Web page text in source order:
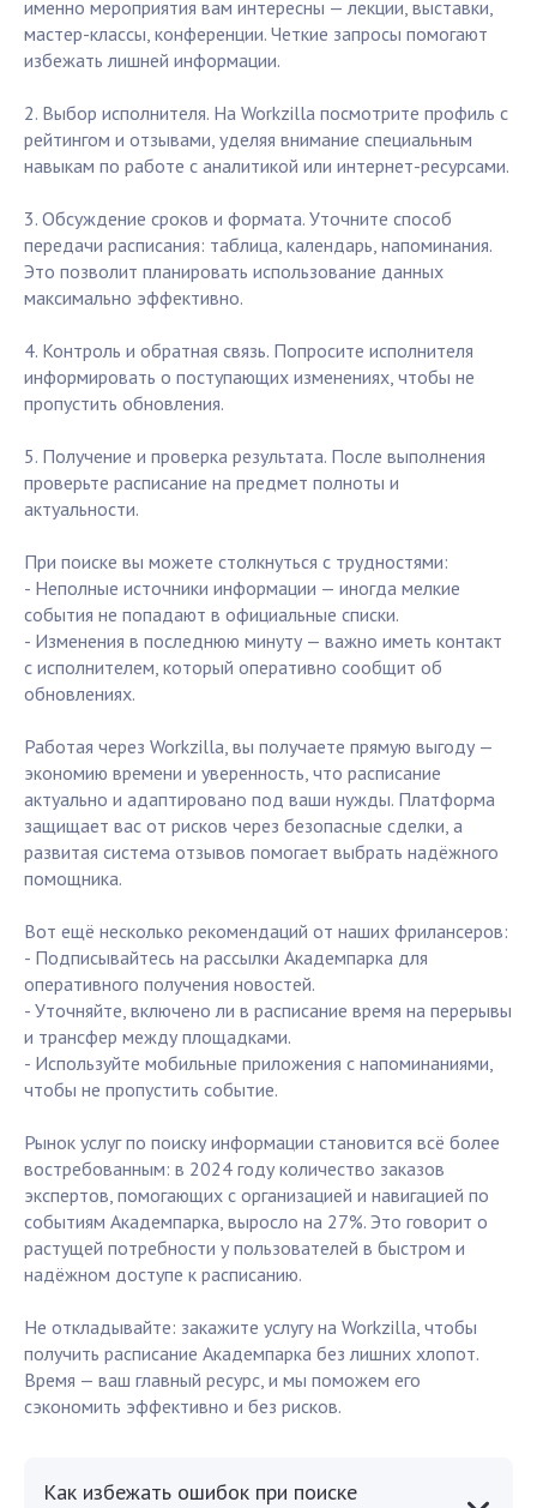
именно мероприятия вам интересны — лекции, выставки,
мастер-классы, конференции. Четкие запросы помогают
избежать лишней информации.
2. Выбор исполнителя. На Workzilla посмотрите профиль с
рейтингом и отзывами, уделяя внимание специальным
навыкам по работе с аналитикой или интернет-ресурсами.
3. Обсуждение сроков и формата. Уточните способ
передачи расписания: таблица, календарь, напоминания.
Это позволит планировать использование данных
максимально эффективно.
4. Контроль и обратная связь. Попросите исполнителя
информировать о поступающих изменениях, чтобы не
пропустить обновления.
5. Получение и проверка результата. После выполнения
проверьте расписание на предмет полноты и
актуальности.
При поиске вы можете столкнуться с трудностями:
- Неполные источники информации — иногда мелкие
события не попадают в официальные списки.
- Изменения в последнюю минуту — важно иметь контакт
с исполнителем, который оперативно сообщит об
обновлениях.
Работая через Workzilla, вы получаете прямую выгоду —
экономию времени и уверенность, что расписание
актуально и адаптировано под ваши нужды. Платформа
защищает вас от рисков через безопасные сделки, а
развитая система отзывов помогает выбрать надёжного
помощника.
Вот ещё несколько рекомендаций от наших фрилансеров:
- Подписывайтесь на рассылки Академпарка для
оперативного получения новостей.
- Уточняйте, включено ли в расписание время на перерывы
и трансфер между площадками.
- Используйте мобильные приложения с напоминаниями,
чтобы не пропустить событие.
Рынок услуг по поиску информации становится всё более
востребованным: в 2024 году количество заказов
экспертов, помогающих с организацией и навигацией по
событиям Академпарка, выросло на 27%. Это говорит о
растущей потребности у пользователей в быстром и
надёжном доступе к расписанию.
Не откладывайте: закажите услугу на Workzilla, чтобы
получить расписание Академпарка без лишних хлопот.
Время — ваш главный ресурс, и мы поможем его
сэкономить эффективно и без рисков.
Как избежать ошибок при поиске